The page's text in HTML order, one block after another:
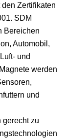
Zertifikaten
SDM
Bereichen
Automobil,
und
werden
und
gerecht zu